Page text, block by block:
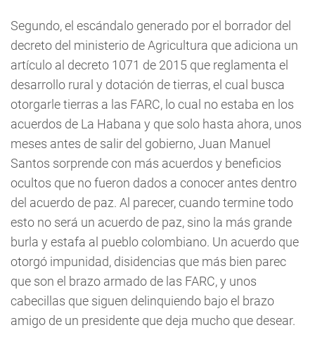
Segundo, el escándalo generado por el borrador del
decreto del ministerio de Agricultura que adiciona un
artículo al decreto 1071 de 2015 que reglamenta el
desarrollo rural y dotación de tierras, el cual busca
otorgarle tierras a las FARC, lo cual no estaba en los
acuerdos de La Habana y que solo hasta ahora, unos
meses antes de salir del gobierno, Juan Manuel
Santos sorprende con más acuerdos y beneficios
ocultos que no fueron dados a conocer antes dentro
del acuerdo de paz. Al parecer, cuando termine todo
esto no será un acuerdo de paz, sino la más grande
burla y estafa al pueblo colombiano. Un acuerdo que
otorgó impunidad, disidencias que más bien parec
que son el brazo armado de las FARC, y unos
cabecillas que siguen delinquiendo bajo el brazo
amigo de un presidente que deja mucho que desear.